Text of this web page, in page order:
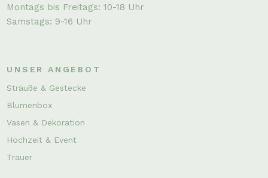
Montags bis Freitags: 10-18 Uhr
Samstags: 9-16 Uhr
UNSER ANGEBOT
Sträuße & Gestecke
Blumenbox
Vasen & Dekoration
Hochzeit & Event
Trauer